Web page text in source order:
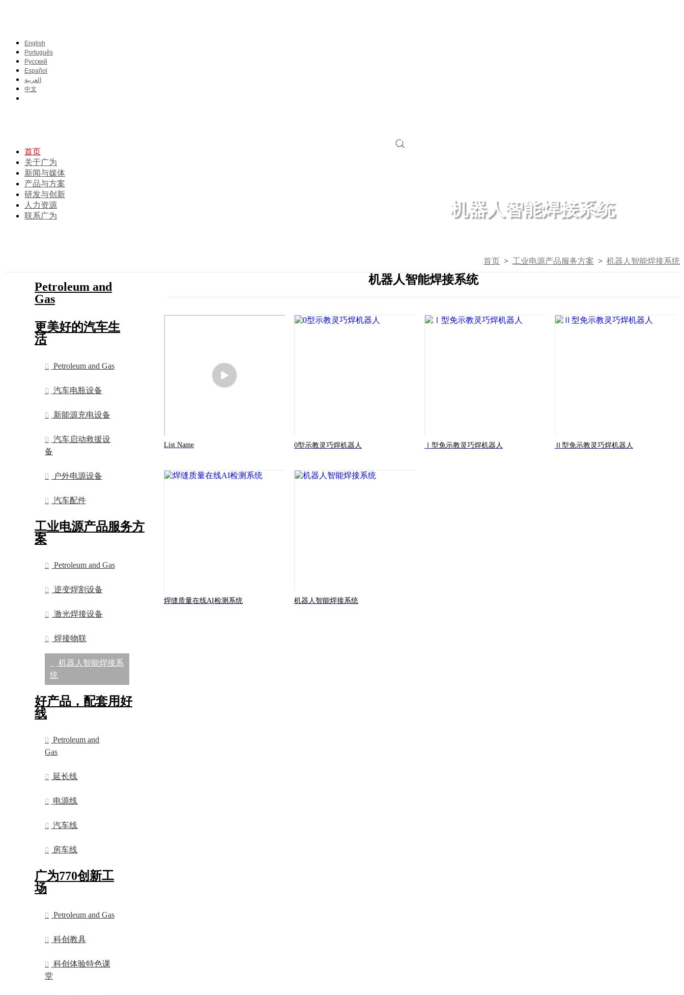
English
Português
Pусский
Español
العربية
中文
首页
关于广为
新闻与媒体
产品与方案
研发与创新
人力资源
联系广为
机器人智能焊接系统
首页 > 工业电源产品服务方案 > 机器人智能焊接系统
Petroleum and
Gas
更美好的汽车生
活
Petroleum and Gas
汽车电瓶设备
新能源充电设备
汽车启动救援设
备
户外电源设备
汽车配件
工业电源产品服务方
案
Petroleum and Gas
逆变焊割设备
激光焊接设备
焊接物联
机器人智能焊接系
统
好产品，配套用好
线
Petroleum and
Gas
延长线
电源线
汽车线
房车线
广为770创新工
场
Petroleum and Gas
科创教具
科创体验特色课
堂
机器人智能焊接系统
List Name 0型示教灵巧焊机器人 Ⅰ型免示教灵巧焊机器人 Ⅱ型免示教灵巧焊机器人
焊缝质量在线AI检测系统 机器人智能焊接系统